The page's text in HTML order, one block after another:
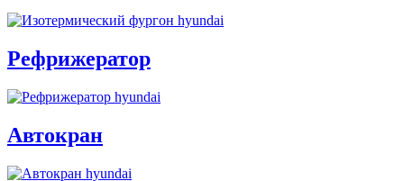
Рефрижератор
Автокран